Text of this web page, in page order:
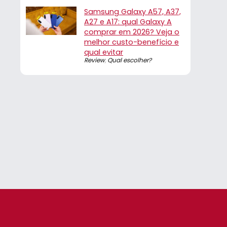
Samsung Galaxy A57, A37,
A27 e A17: qual Galaxy A
comprar em 2026? Veja o
melhor custo-benefício e
qual evitar
Review, Qual escolher?